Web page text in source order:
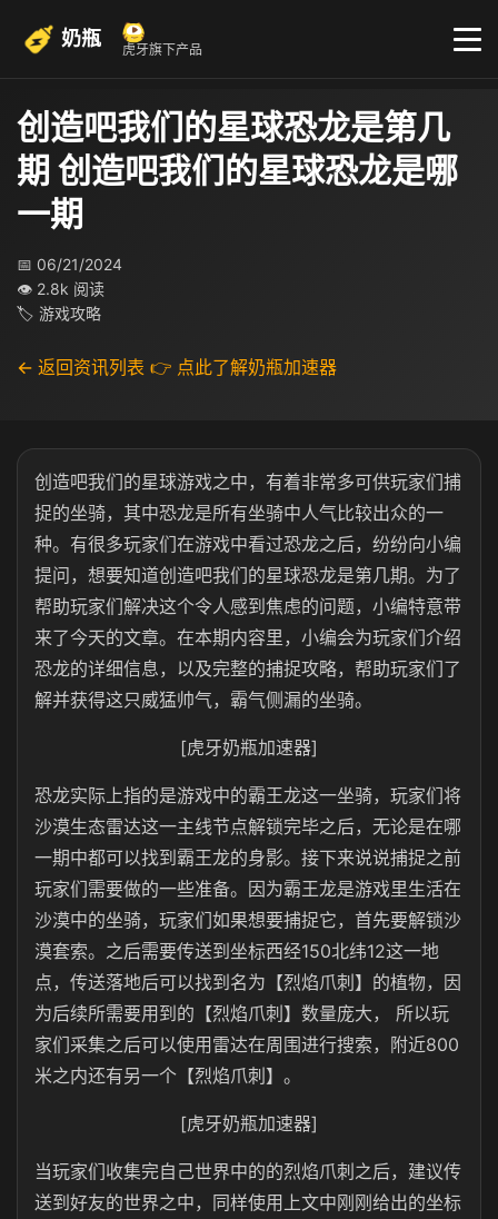
奶瓶 虎牙旗下产品
创造吧我们的星球恐龙是第几
期 创造吧我们的星球恐龙是哪
一期
📅 06/21/2024
👁 2.8k 阅读
🏷 游戏攻略
← 返回资讯列表 👉 点此了解奶瓶加速器
创造吧我们的星球游戏之中，有着非常多可供玩家们捕
捉的坐骑，其中恐龙是所有坐骑中人气比较出众的一
种。有很多玩家们在游戏中看过恐龙之后，纷纷向小编
提问，想要知道创造吧我们的星球恐龙是第几期。为了
帮助玩家们解决这个令人感到焦虑的问题，小编特意带
来了今天的文章。在本期内容里，小编会为玩家们介绍
恐龙的详细信息，以及完整的捕捉攻略，帮助玩家们了
解并获得这只威猛帅气，霸气侧漏的坐骑。
[虎牙奶瓶加速器]
恐龙实际上指的是游戏中的霸王龙这一坐骑，玩家们将
沙漠生态雷达这一主线节点解锁完毕之后，无论是在哪
一期中都可以找到霸王龙的身影。接下来说说捕捉之前
玩家们需要做的一些准备。因为霸王龙是游戏里生活在
沙漠中的坐骑，玩家们如果想要捕捉它，首先要解锁沙
漠套索。之后需要传送到坐标西经150北纬12这一地
点，传送落地后可以找到名为【烈焰爪刺】的植物，因
为后续所需要用到的【烈焰爪刺】数量庞大， 所以玩
家们采集之后可以使用雷达在周围进行搜索，附近800
米之内还有另一个【烈焰爪刺】。
[虎牙奶瓶加速器]
当玩家们收集完自己世界中的的烈焰爪刺之后，建议传
送到好友的世界之中，同样使用上文中刚刚给出的坐标